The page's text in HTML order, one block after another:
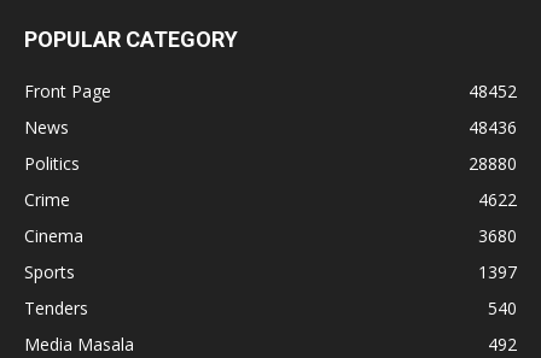
POPULAR CATEGORY
Front Page
48452
News
48436
Politics
28880
Crime
4622
Cinema
3680
Sports
1397
Tenders
540
Media Masala
492